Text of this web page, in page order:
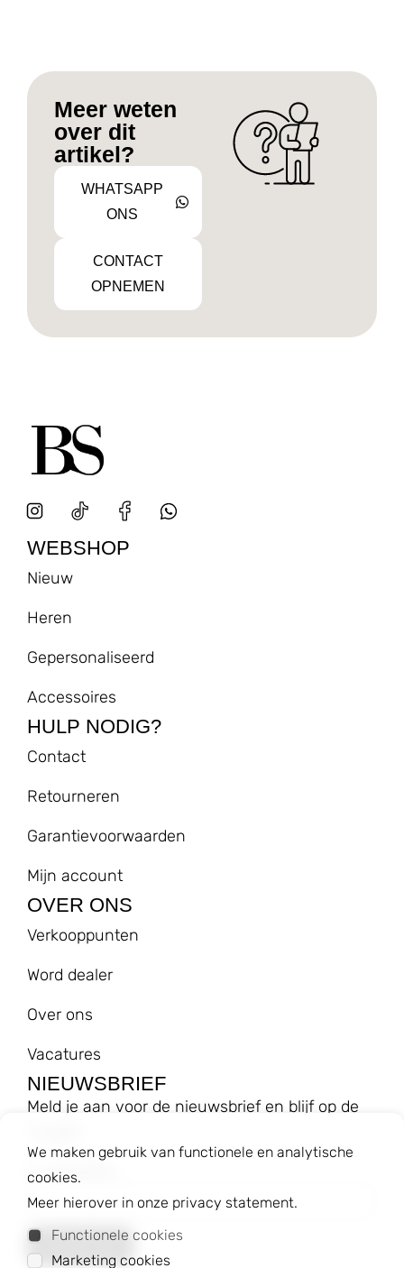
Meer weten
over dit
artikel?
WHATSAPP
ONS
CONTACT
OPNEMEN
WEBSHOP
Nieuw
Heren
Gepersonaliseerd
Accessoires
HULP NODIG?
Contact
Retourneren
Garantievoorwaarden
Mijn account
OVER ONS
Verkooppunten
Word dealer
Over ons
Vacatures
NIEUWSBRIEF
Meld je aan voor de nieuwsbrief en blijf op de
E-mailadres
We maken gebruik van functionele en analytische
cookies.
Meer hierover in onze privacy statement.
Functionele cookies
Marketing cookies